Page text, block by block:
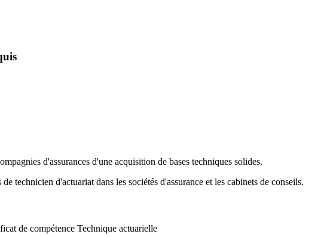
d'assurances d'une acquisition de bases techniques solides.
technicien d'actuariat dans les sociétés d'assurance et les cabinets de conseils.
de compétence Technique actuarielle